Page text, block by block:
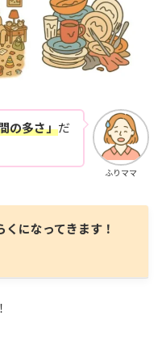
ふりママ
の多さ」だ
になってきます！